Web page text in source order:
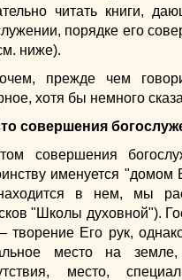
читать книги,
порядке его
ниже).
прежде чем
хотя бы немного
совершения
совершения
именуется
в нем, мы
"Школы духовной").
творение Его рук,
место на
место,